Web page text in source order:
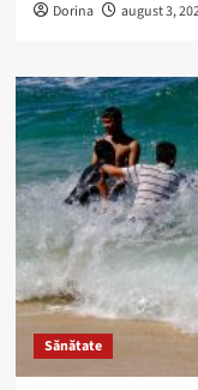
Dorina august 3,
Sănătate